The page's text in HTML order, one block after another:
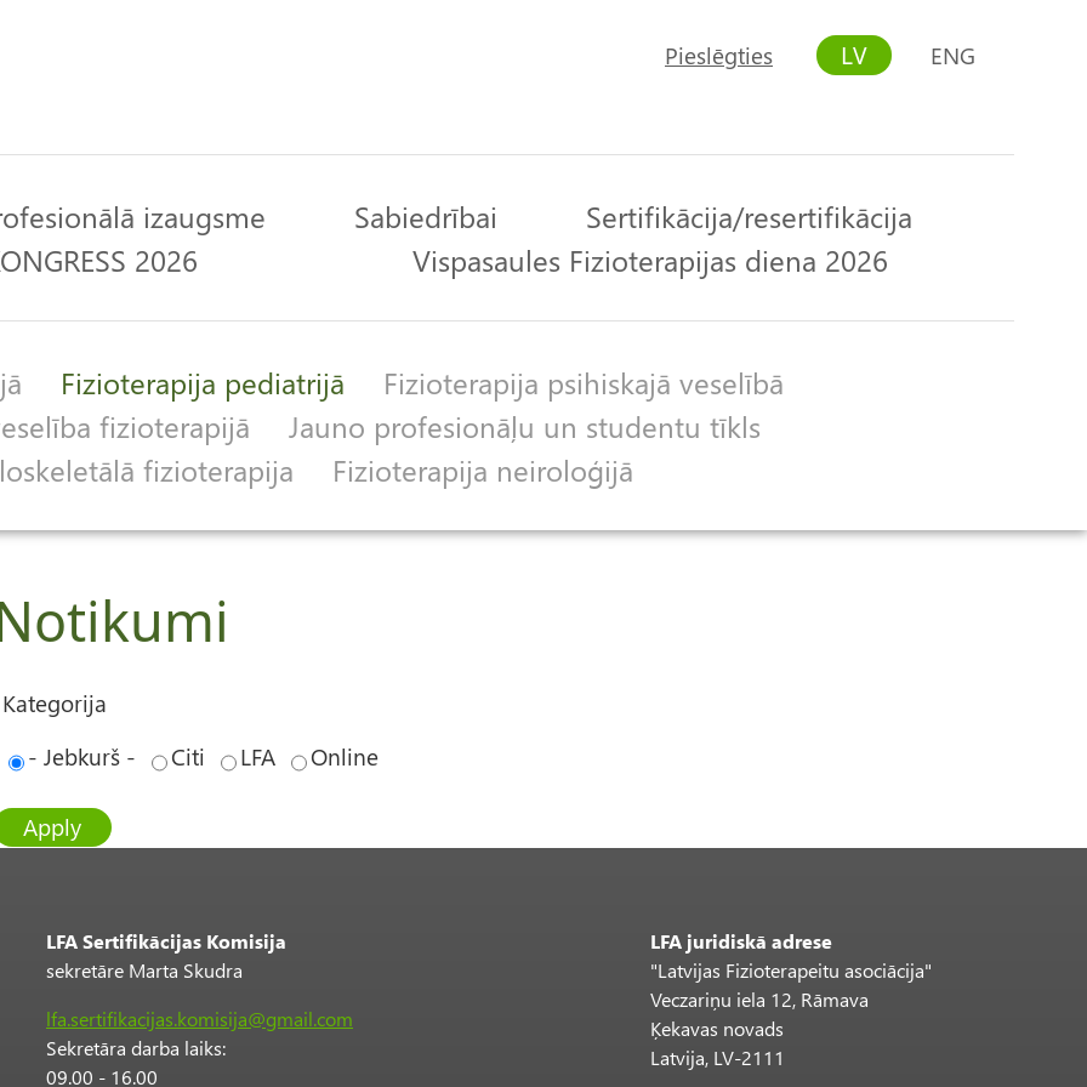
User
account
menu
Pieslēgties LV ENG
izaugsme Sabiedrībai
Sertifikācija/resertifikācija
2026
Vispasaules Fizioterapijas diena 2026
Fizioterapija pediatrijā
Fizioterapija psihiskajā veselībā
fizioterapijā
Jauno profesionāļu un studentu tīkls
fizioterapija
Fizioterapija neiroloģijā
Kategorija
- Jebkurš -
Citi LFA Online
LFA Sertifikācijas Komisija
sekretāre Marta Skudra
lfa.sertifikacijas.komisija@gmail.com
Sekretāra darba laiks:
09.00 - 16.00
LFA juridiskā adrese
"Latvijas Fizioterapeitu asociācija"
Veczariņu iela 12, Rāmava
Ķekavas novads
Latvija, LV-2111